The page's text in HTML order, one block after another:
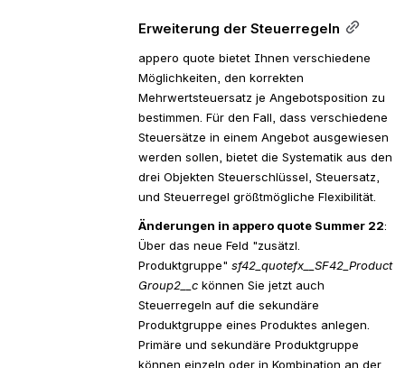
Erweiterung der Steuerregeln
appero quote bietet Ihnen verschiedene
Möglichkeiten, den korrekten
Mehrwertsteuersatz je Angebotsposition zu
bestimmen. Für den Fall, dass verschiedene
Steuersätze in einem Angebot ausgewiesen
werden sollen, bietet die Systematik aus den
drei Objekten Steuerschlüssel, Steuersatz,
und Steuerregel größtmögliche Flexibilität.
Änderungen in appero quote Summer 22:
Über das neue Feld "zusätzl.
Produktgruppe" sf42_quotefx__SF42_Product
Group2__c können Sie jetzt auch
Steuerregeln auf die sekundäre
Produktgruppe eines Produktes anlegen.
Primäre und sekundäre Produktgruppe
können einzeln oder in Kombination an der